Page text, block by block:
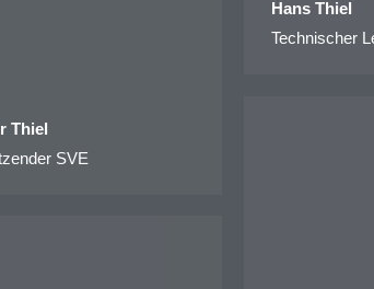
Thiel
SVE
Hans Thiel
Technischer